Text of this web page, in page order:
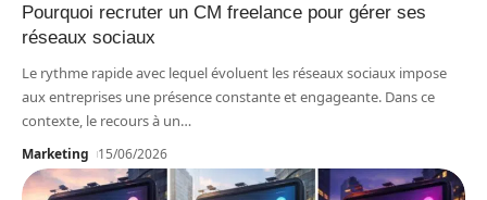
Pourquoi recruter un CM freelance pour gérer ses
réseaux sociaux
Le rythme rapide avec lequel évoluent les réseaux sociaux impose
aux entreprises une présence constante et engageante. Dans ce
contexte, le recours à un…
Marketing 15/06/2026